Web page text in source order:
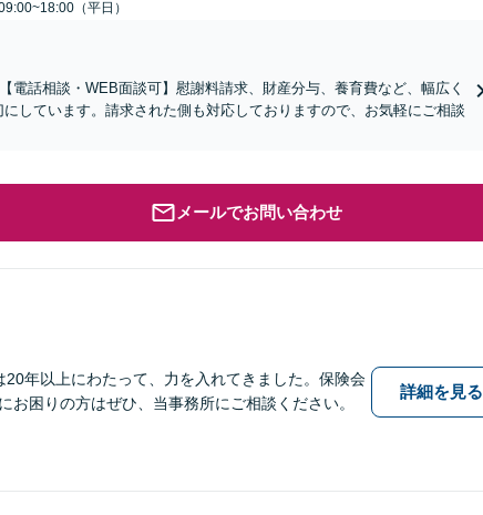
（平日）
電話相談・WEB面談可】慰謝料請求、財産分与、養育費など、幅広く
しています。請求された側も対応しておりますので、お気軽にご相談
メールでお問い合わせ
年以上にわたって、力を入れてきました。保険会
困りの方はぜひ、当事務所にご相談ください。
詳細を見る